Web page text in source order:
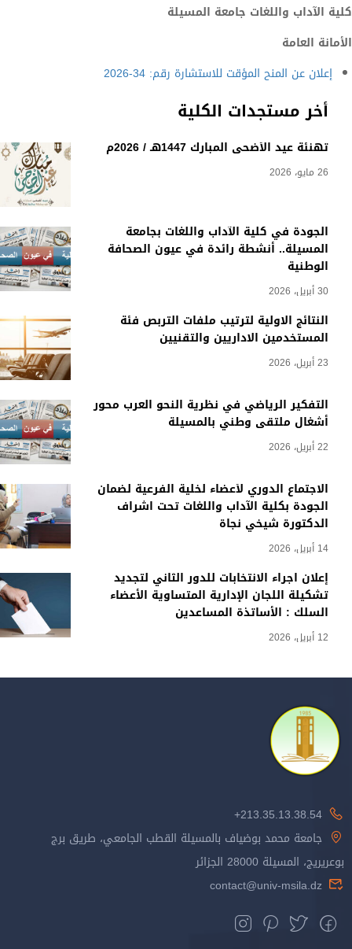
أخر مستجدات الكلية
تهنئة عيد الأضحى المبارك 1447هـ / 2026م
26 مايو، 2026
الجودة في كلية الآداب واللغات بجامعة
المسيلة.. أنشطة رائدة في عيون الصحافة
الوطنية
30 أبريل، 2026
النتائج الاولية لترتيب ملفات التربص فئة
المستخدمين الاداريين والتقنيين
23 أبريل، 2026
التفكير الرياضي في نظرية النحو العرب محور
أشغال ملتقى وطني بالمسيلة
22 أبريل، 2026
الاجتماع الدوري لأعضاء لخلية الفرعية لضمان
الجودة بكلية الآداب واللغات تحت اشراف
الدكتورة شيخي نجاة
14 أبريل، 2026
إعلان اجراء الانتخابات للدور الثاني لتجديد
تشكيلة اللجان الإدارية المتساوية الأعضاء
السلك : الأساتذة المساعدين
12 أبريل، 2026
كلية الآداب واللغات جامعة المسيلة
الأمانة العامة
إعلان عن المنح المؤقت للاستشارة رقم: 34-2026
213.35.13.38.54+
جامعة محمد بوضياف بالمسيلة القطب الجامعي، طريق برج
بوعريريج، المسيلة 28000 الجزائر
contact@univ-msila.dz